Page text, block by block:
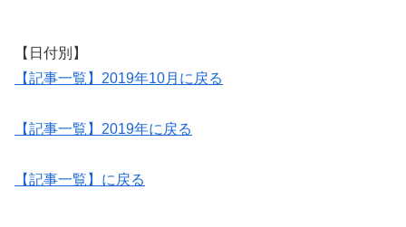
【日付別】
【記事一覧】2019年10月に戻る
【記事一覧】2019年に戻る
【記事一覧】に戻る